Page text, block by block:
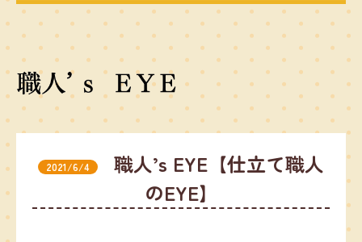
2021/6/4
職人’s EYE【仕立て職人
のEYE】